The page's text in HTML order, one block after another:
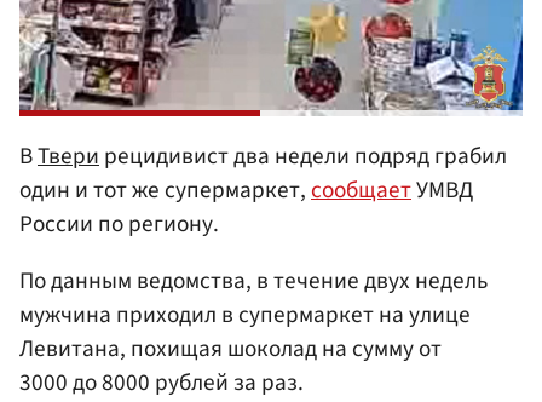
ВТверирецидивист два недели подряд грабил
один и тот же супермаркет,сообщаетУМВД
России по региону.
По данным ведомства, в течение двух недель
мужчина приходил в супермаркет на улице
Левитана, похищая шоколад на сумму от
3000 до 8000 рублей за раз.